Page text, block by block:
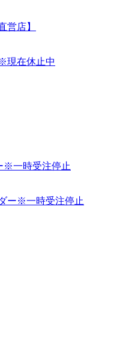
営店】
現在休止中
※一時受注停止
ー※一時受注停止